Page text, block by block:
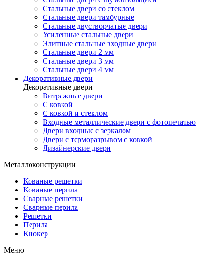
Стальные двери со стеклом
Стальные двери тамбурные
Стальные двустворчатые двери
Усиленные стальные двери
Элитные стальные входные двери
Стальные двери 2 мм
Стальные двери 3 мм
Стальные двери 4 мм
Декоративные двери
Декоративные двери
Витражные двери
С ковкой
С ковкой и стеклом
Входные металлические двери с фотопечатью
Двери входные с зеркалом
Двери с терморазрывом с ковкой
Дизайнерские двери
Металлоконструкции
Кованые решетки
Кованые перила
Сварные решетки
Сварные перила
Решетки
Перила
Кнокер
Меню